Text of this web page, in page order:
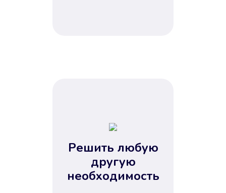
Решить любую
другую
необходимость